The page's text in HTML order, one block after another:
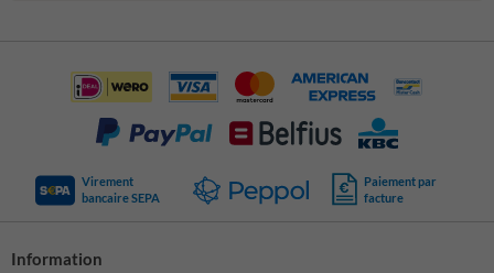
Virement
bancaire SEPA
Paiement par
facture
Information